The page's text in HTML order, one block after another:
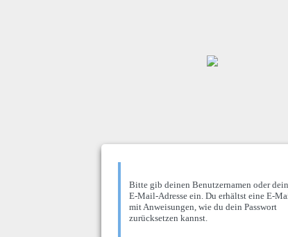
Bitte gib deinen Benutzernamen oder
E-Mail-Adresse ein. Du erhältst eine E-
mit Anweisungen, wie du dein Passwort
zurücksetzen kannst.